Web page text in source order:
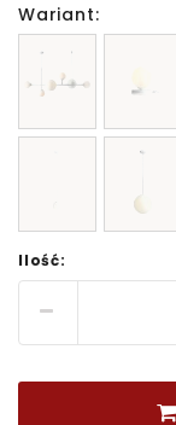
Wariant:
Ilość: